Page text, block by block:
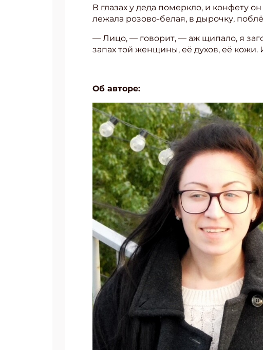
В глазах у деда померкло, и конфету
лежала розово-белая, в дырочку,
— Лицо, — говорит, — аж щипало, я
запах той женщины, её духов, её кожи.
Об авторе: